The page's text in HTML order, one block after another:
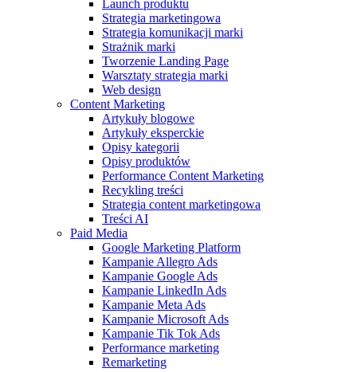
Launch produktu
Strategia marketingowa
Strategia komunikacji marki
Strażnik marki
Tworzenie Landing Page
Warsztaty strategia marki
Web design
Content Marketing
Artykuły blogowe
Artykuły eksperckie
Opisy kategorii
Opisy produktów
Performance Content Marketing
Recykling treści
Strategia content marketingowa
Treści AI
Paid Media
Google Marketing Platform
Kampanie Allegro Ads
Kampanie Google Ads
Kampanie LinkedIn Ads
Kampanie Meta Ads
Kampanie Microsoft Ads
Kampanie Tik Tok Ads
Performance marketing
Remarketing